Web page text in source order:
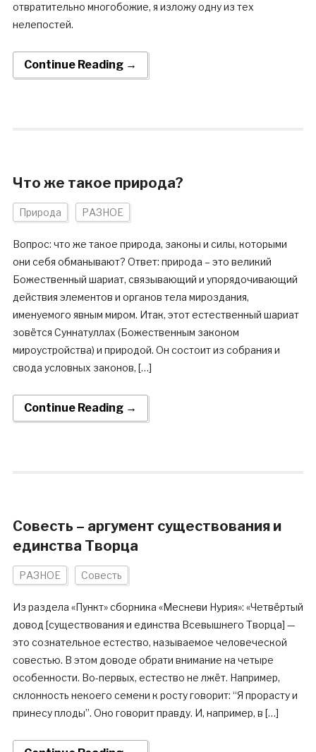
отвратительно многобожие, я изложу одну из тех
нелепостей.
Continue Reading →
Что же такое природа?
Природа РАЗНОЕ
Вопрос: что же такое природа, законы и силы, которыми
они себя обманывают? Ответ: природа – это великий
Божественный шариат, связывающий и упорядочивающий
действия элементов и органов тела мироздания,
именуемого явным миром. Итак, этот естественный шариат
зовётся Cуннатуллах (Божественным законом
мироустройства) и природой. Он состоит из собрания и
свода условных законов, […]
Continue Reading →
Совесть – аргумент существования и
единства Творца
РАЗНОЕ Совесть
Из раздела «Пункт» сборника «Месневи Нурия»: «Четвёртый
довод [существования и единства Всевышнего Творца] —
это сознательное естество, называемое человеческой
совестью. В этом доводе обрати внимание на четыре
особенности. Во-первых, естество не лжёт. Например,
склонность некоего семени к росту говорит: “Я прорасту и
принесу плоды”. Оно говорит правду. И, например, в […]